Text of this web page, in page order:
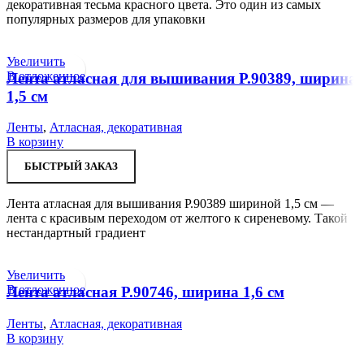
декоративная тесьма красного цвета. Это один из самых
популярных размеров для упаковки
Увеличить
В отложенное
Лента атласная для вышивания Р.90389, ширина
1,5 см
Ленты, Атласная, декоративная
В корзину
БЫСТРЫЙ ЗАКАЗ
Лента атласная для вышивания Р.90389 шириной 1,5 см —
лента с красивым переходом от желтого к сиреневому. Такой
нестандартный градиент
Увеличить
В отложенное
Лента атласная Р.90746, ширина 1,6 см
Ленты, Атласная, декоративная
В корзину